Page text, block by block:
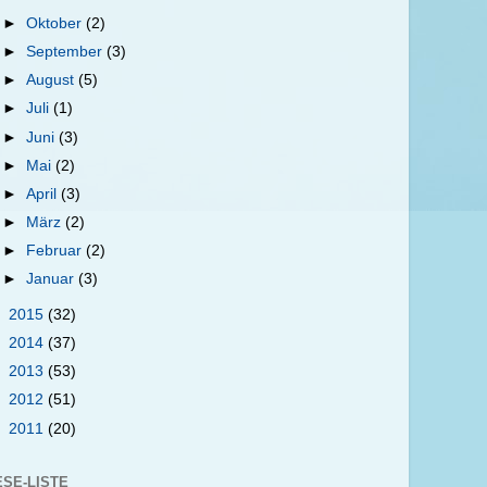
►Oktober(2)
►September(3)
►August(5)
►Juli(1)
►Juni(3)
► Mai(2)
►April(3)
►
März(2)
►
Februar(2)
►Januar(3)
2015 (32)
2014 (37)
2013 (53)
2012 (51)
2011 (20)
LISTE